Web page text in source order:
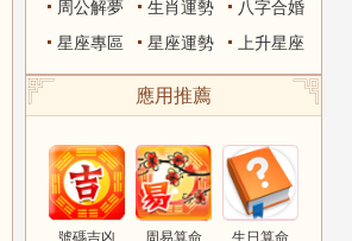
周公解夢 生肖運勢
八字合婚
星座專區
星座運勢 上升星座
應用推薦
號碼吉凶 周易算命 生日算命